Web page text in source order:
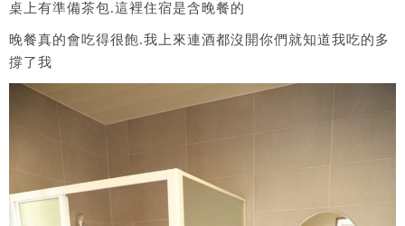
桌上有準備茶包.這裡住宿是含晚餐的
晚餐真的會吃得很飽.我上來連酒都沒開你們就知道我吃的多
撐了我